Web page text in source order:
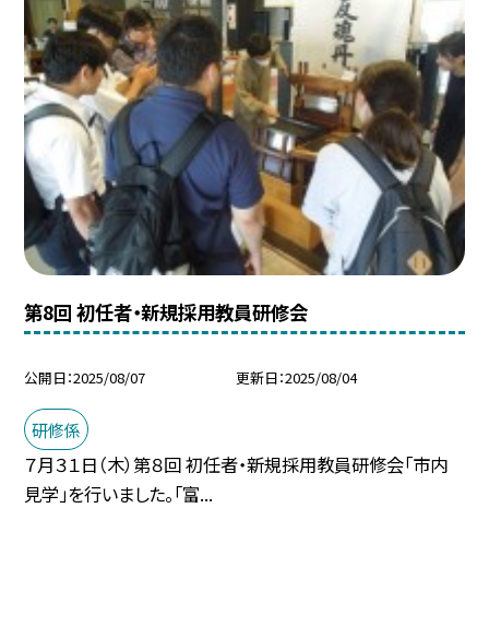
第8回 初任者・新規採用教員研修会
公開日 2025/08/07 更新日 2025/08/04
研修係
７月３１日（木）第８回 初任者・新規採用教員研修会「市内
見学」を行いました。「富...